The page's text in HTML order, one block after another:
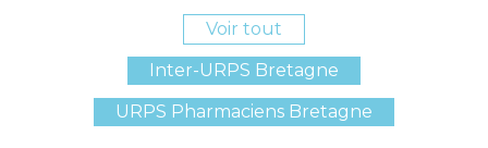
Voir tout
Inter-URPS Bretagne
URPS Pharmaciens Bretagne